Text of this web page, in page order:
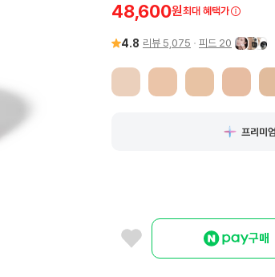
48,600원최대 혜택가
4.8 리뷰 5,075 피드 20
프리미
구매